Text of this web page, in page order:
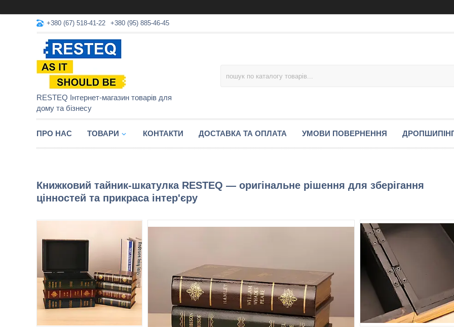
+380 (67) 518-41-22 +380 (95) 885-46-45
RESTEQ Інтернет-магазин товарів для
дому та бізнесу
ПРО НАС ТОВАРИ КОНТАКТИ ДОСТАВКА ТА ОПЛАТА УМОВИ ПОВЕРНЕННЯ
Книжковий тайник-шкатулка RESTEQ — оригінальне рішення для зберігання
цінностей та прикраса інтер'єру